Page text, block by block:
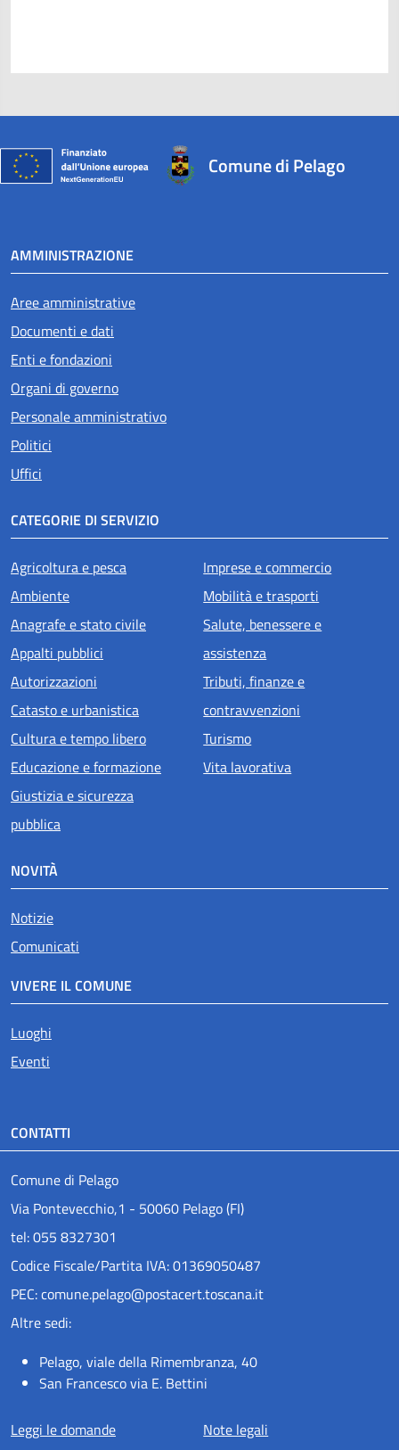
Comune di Pelago
AMMINISTRAZIONE
Aree amministrative
Documenti e dati
Enti e fondazioni
Organi di governo
Personale amministrativo
Politici
Uffici
CATEGORIE DI SERVIZIO
Agricoltura e pesca
Ambiente
Anagrafe e stato civile
Appalti pubblici
Autorizzazioni
Catasto e urbanistica
Cultura e tempo libero
Educazione e formazione
Giustizia e sicurezza
pubblica
Imprese e commercio
Mobilità e trasporti
Salute, benessere e
assistenza
Tributi, finanze e
contravvenzioni
Turismo
Vita lavorativa
NOVITÀ
Notizie
Comunicati
VIVERE IL COMUNE
Luoghi
Eventi
CONTATTI
Comune di Pelago
Via Pontevecchio,1 - 50060 Pelago (FI)
tel: 055 8327301
Codice Fiscale/Partita IVA: 01369050487
PEC: comune.pelago@postacert.toscana.it
Altre sedi:
Pelago, viale della Rimembranza, 40
San Francesco via E. Bettini
Menu piè di pagina
Leggi le domande
Note legali